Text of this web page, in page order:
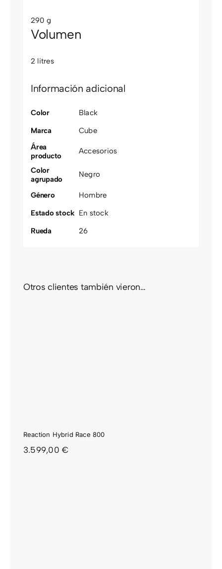
290 g
Volumen
2 litres
Información adicional
Color
Black
Marca
Cube
Área
producto
Accesorios
Color
agrupado
Negro
Género
Hombre
Estado stock En stock
Rueda
26
Otros clientes también vieron…
Reaction Hybrid Race 800
3.599,00€